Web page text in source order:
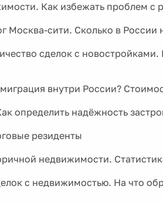
Как избежать проблем с
Москва-сити. Сколько в России
сделок с
внутри России?
определить надёжность
резиденты
недвижимости.
с недвижимостью. На что